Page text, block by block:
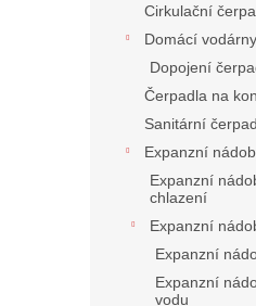
Cirkulační
Domácí
Dopojení
Čerpadla na
Sanitární
Expanzní
Expanzní
chlazení
Expanzní
Expanzní
Expanzní
vodu